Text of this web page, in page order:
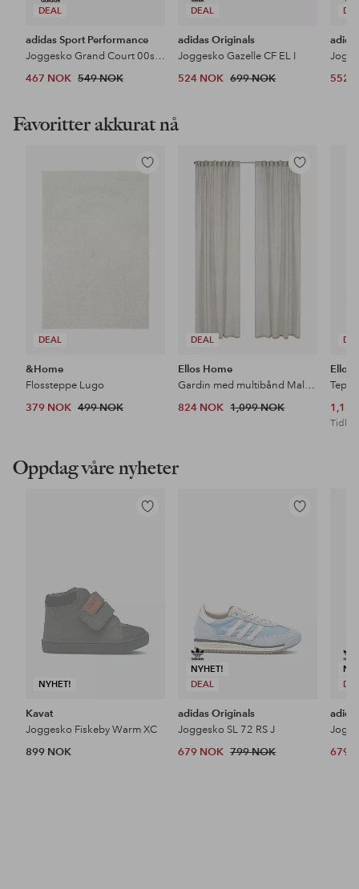
DEAL
adidas Sport Performance
Joggesko Grand Court 00s EL C
467 NOK 549 NOK
DEAL
adidas Originals
Joggesko Gazelle CF EL I
524 NOK 699 NOK
552
Favoritter akkurat nå
DEAL
Legg
&Home
Flossteppe Lugo
379 NOK 499 NOK
DEAL
Legg
Ellos Home
Gardin med multibånd Malva 2-pk i 100% lin
824 NOK 1,099 NOK
Ellos
Tidl.
Oppdag våre nyheter
NYHET!
Legg
Kavat
Joggesko Fiskeby Warm XC
899 NOK
NYHET!
DEAL
Legg
adidas Originals
Joggesko SL 72 RS J
679 NOK 799 NOK
679